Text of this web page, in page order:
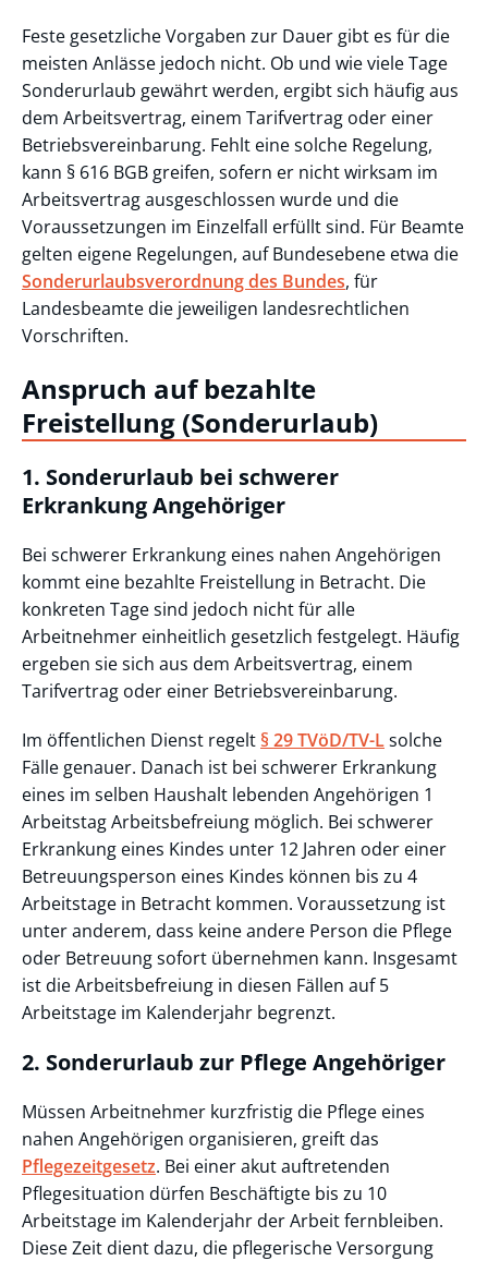
Feste gesetzliche Vorgaben zur Dauer gibt es für die
meisten Anlässe jedoch nicht. Ob und wie viele Tage
Sonderurlaub gewährt werden, ergibt sich häufig aus
dem Arbeitsvertrag, einem Tarifvertrag oder einer
Betriebsvereinbarung. Fehlt eine solche Regelung,
kann § 616 BGB greifen, sofern er nicht wirksam im
Arbeitsvertrag ausgeschlossen wurde und die
Voraussetzungen im Einzelfall erfüllt sind. Für Beamte
gelten eigene Regelungen, auf Bundesebene etwa die
Sonderurlaubsverordnung des Bundes, für
Landesbeamte die jeweiligen landesrechtlichen
Vorschriften.
Anspruch auf bezahlte
Freistellung (Sonderurlaub)
1. Sonderurlaub bei schwerer
Erkrankung Angehöriger
Bei schwerer Erkrankung eines nahen Angehörigen
kommt eine bezahlte Freistellung in Betracht. Die
konkreten Tage sind jedoch nicht für alle
Arbeitnehmer einheitlich gesetzlich festgelegt. Häufig
ergeben sie sich aus dem Arbeitsvertrag, einem
Tarifvertrag oder einer Betriebsvereinbarung.
Im öffentlichen Dienst regelt § 29 TVöD/TV-Lsolche
Fälle genauer. Danach ist bei schwerer Erkrankung
eines im selben Haushalt lebenden Angehörigen 1
Arbeitstag Arbeitsbefreiung möglich. Bei schwerer
Erkrankung eines Kindes unter 12 Jahren oder einer
Betreuungsperson eines Kindes können bis zu 4
Arbeitstage in Betracht kommen. Voraussetzung ist
unter anderem, dass keine andere Person die Pflege
oder Betreuung sofort übernehmen kann. Insgesamt
ist die Arbeitsbefreiung in diesen Fällen auf 5
Arbeitstage im Kalenderjahr begrenzt.
2. Sonderurlaub zur Pflege Angehöriger
Müssen Arbeitnehmer kurzfristig die Pflege eines
nahen Angehörigen organisieren, greift das
Pflegezeitgesetz. Bei einer akut auftretenden
Pflegesituation dürfen Beschäftigte bis zu 10
Arbeitstage im Kalenderjahr der Arbeit fernbleiben.
Diese Zeit dient dazu, die pflegerische Versorgung